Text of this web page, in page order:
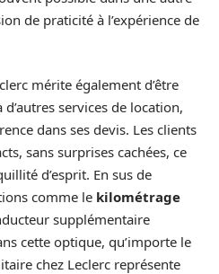
de praticité à l’expérience de
mérite également d’être
services de location,
dans ses devis. Les clients
sans surprises cachées, ce
d’esprit. En sus de
comme le kilométrage
supplémentaire
cette optique, qu’importe le
chez Leclerc représente